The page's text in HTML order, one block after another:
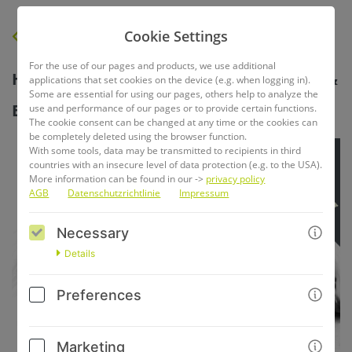
Harmonie auf vier Pfoten: Stress, Schlaf &
Erholung verstehen und anwenden
Cookie Settings
For the use of our pages and products, we use additional
applications that set cookies on the device (e.g. when logging in).
Some are essential for using our pages, others help to analyze the
use and performance of our pages or to provide certain functions.
The cookie consent can be changed at any time or the cookies can
be completely deleted using the browser function.
With some tools, data may be transmitted to recipients in third
countries with an insecure level of data protection (e.g. to the USA).
More information can be found in our -> privacy policy
AGB
Datenschutzrichtlinie Impressum
Necessary
Details
Preferences
Marketing